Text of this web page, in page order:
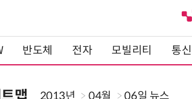
반도체 전자 모빌리티 통신
2013년 04월 06일 뉴스